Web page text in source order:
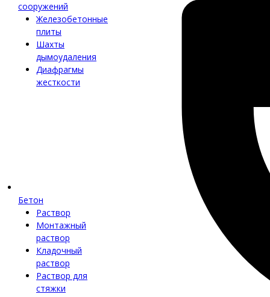
сооружений
Железобетонные
плиты
Шахты
дымоудаления
Диафрагмы
жесткости
Бетон
Раствор
Монтажный
раствор
Кладочный
раствор
Раствор для
стяжки